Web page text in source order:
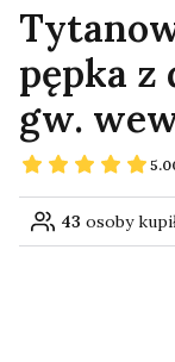
pępka
gw.
43 osoby